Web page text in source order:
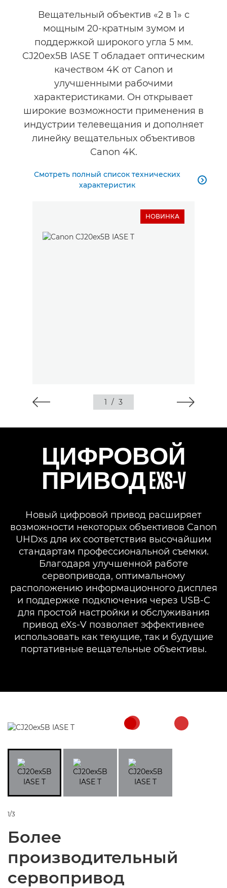
Вещательный объектив «2 в 1» с
мощным 20-кратным зумом и
поддержкой широкого угла 5 мм.
CJ20ex5B IASE T обладает оптическим
качеством 4K от Canon и
улучшенными рабочими
характеристиками. Он открывает
широкие возможности применения в
индустрии телевещания и дополняет
линейку вещательных объективов
Canon 4K.
Смотреть полный список технических
характеристик

НОВИНКА
1 / 3
ЦИФРОВОЙ
ПРИВОД EXS-V
Новый цифровой привод расширяет
возможности некоторых объективов Canon
UHDxs для их соответствия высочайшим
стандартам профессиональной съемки.
Благодаря улучшенной работе
сервопривода, оптимальному
расположению информационного дисплея
и поддержке подключения через USB-C
для простой настройки и обслуживания
привод eXs-V позволяет эффективнее
использовать как текущие, так и будущие
портативные вещательные объективы.
1/3
Более
производительный
сервопривод